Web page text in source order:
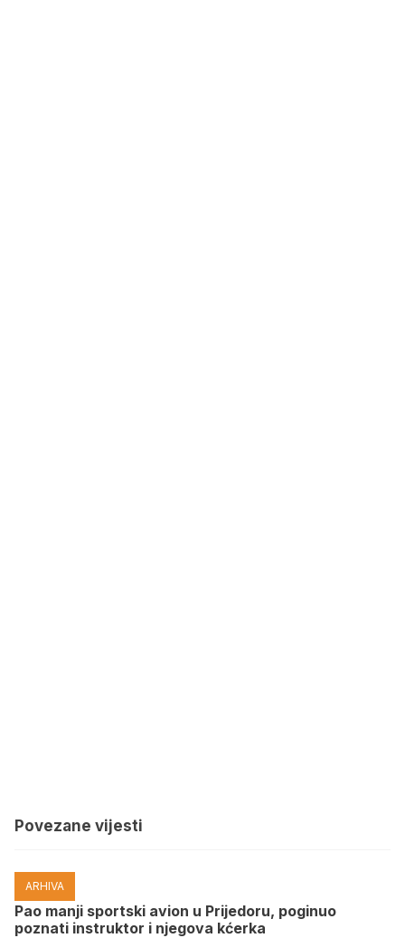
Povezane vijesti
ARHIVA
Pao manji sportski avion u Prijedoru, poginuo
poznati instruktor i njegova kćerka